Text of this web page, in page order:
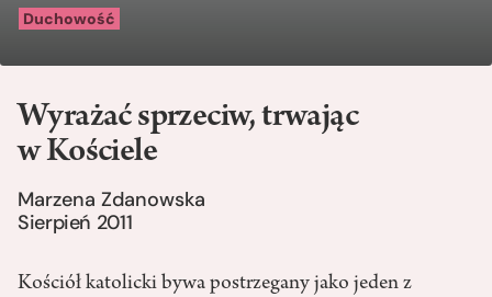
Duchowość
Wyrażać sprzeciw, trwając
w Kościele
Marzena Zdanowska
Sierpień 2011
Kościół katolicki bywa postrzegany jako jeden z